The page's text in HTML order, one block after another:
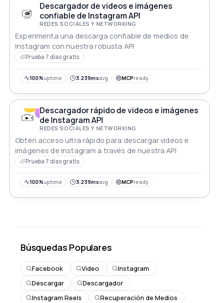
Descargador de videos e imágenes
confiable de Instagram API
REDES SOCIALES Y NETWORKING
Experimenta una descarga confiable de medios de
Instagram con nuestra robusta API
Prueba 7 días gratis
100%uptime 3.239msavg MCPready
Descargador rápido de videos e imágenes
de Instagram API
REDES SOCIALES Y NETWORKING
Obtén acceso ultra rápido para descargar videos e
imágenes de Instagram a través de nuestra API
Prueba 7 días gratis
100%uptime 3.239msavg MCPready
Búsquedas Populares
Facebook Video
Instagram
Descargar
Descargador
Instagram Reels
Recuperación de Medios